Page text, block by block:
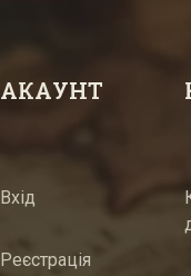
АКАУНТ
Вхід
Реєстрація